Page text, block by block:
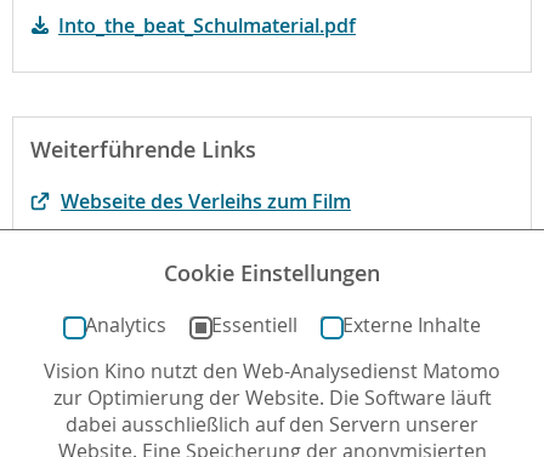
Into_the_beat_Schulmaterial.pdf
Weiterführende Links
Webseite des Verleihs zum Film
Begründung der fbw-Jugend-Filmjury
Autor*in: Reinhard Kleber , 25.06.2020 , letzte
Aktualisierung: 06.11.2023
Cookie Einstellungen
Analytics Essentiell
Externe Inhalte
Vision Kino nutzt den Web-Analysedienst Matomo
zur Optimierung der Website. Die Software läuft
dabei ausschließlich auf den Servern unserer
Website. Eine Speicherung der anonymisierten